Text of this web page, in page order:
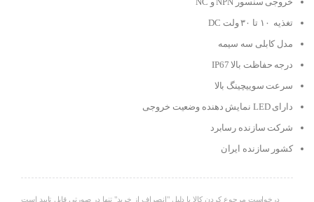
تغذیه ۱۰ تا ۳۰ ولت DC
مدل کابلی سه سیمه
درجه حفاظت بالا IP67
سرعت سوییچینگ بالا
دارای LED نمایش دهنده وضعیت خروجی
شرکت سازنده رسابرد
کشور سازنده ایران
درخواست مرجوع کردن کالا با دلیل "انصراف از خرید" تنها در صورتی قابل تایید است